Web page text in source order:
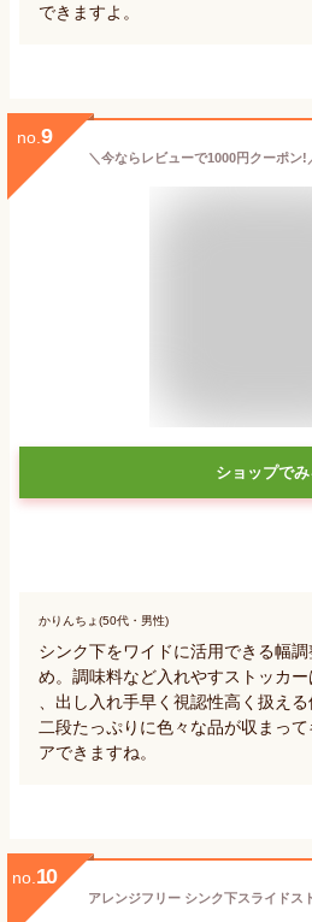
できますよ。
no. 9
ショップでみ
かりんちょ(50代・男性)
シンク下をワイドに活用できる幅
め。調味料など入れやすストッカ
、出し入れ手早く視認性高く扱え
二段たっぷりに色々な品が収まっ
アできますね。
no. 10